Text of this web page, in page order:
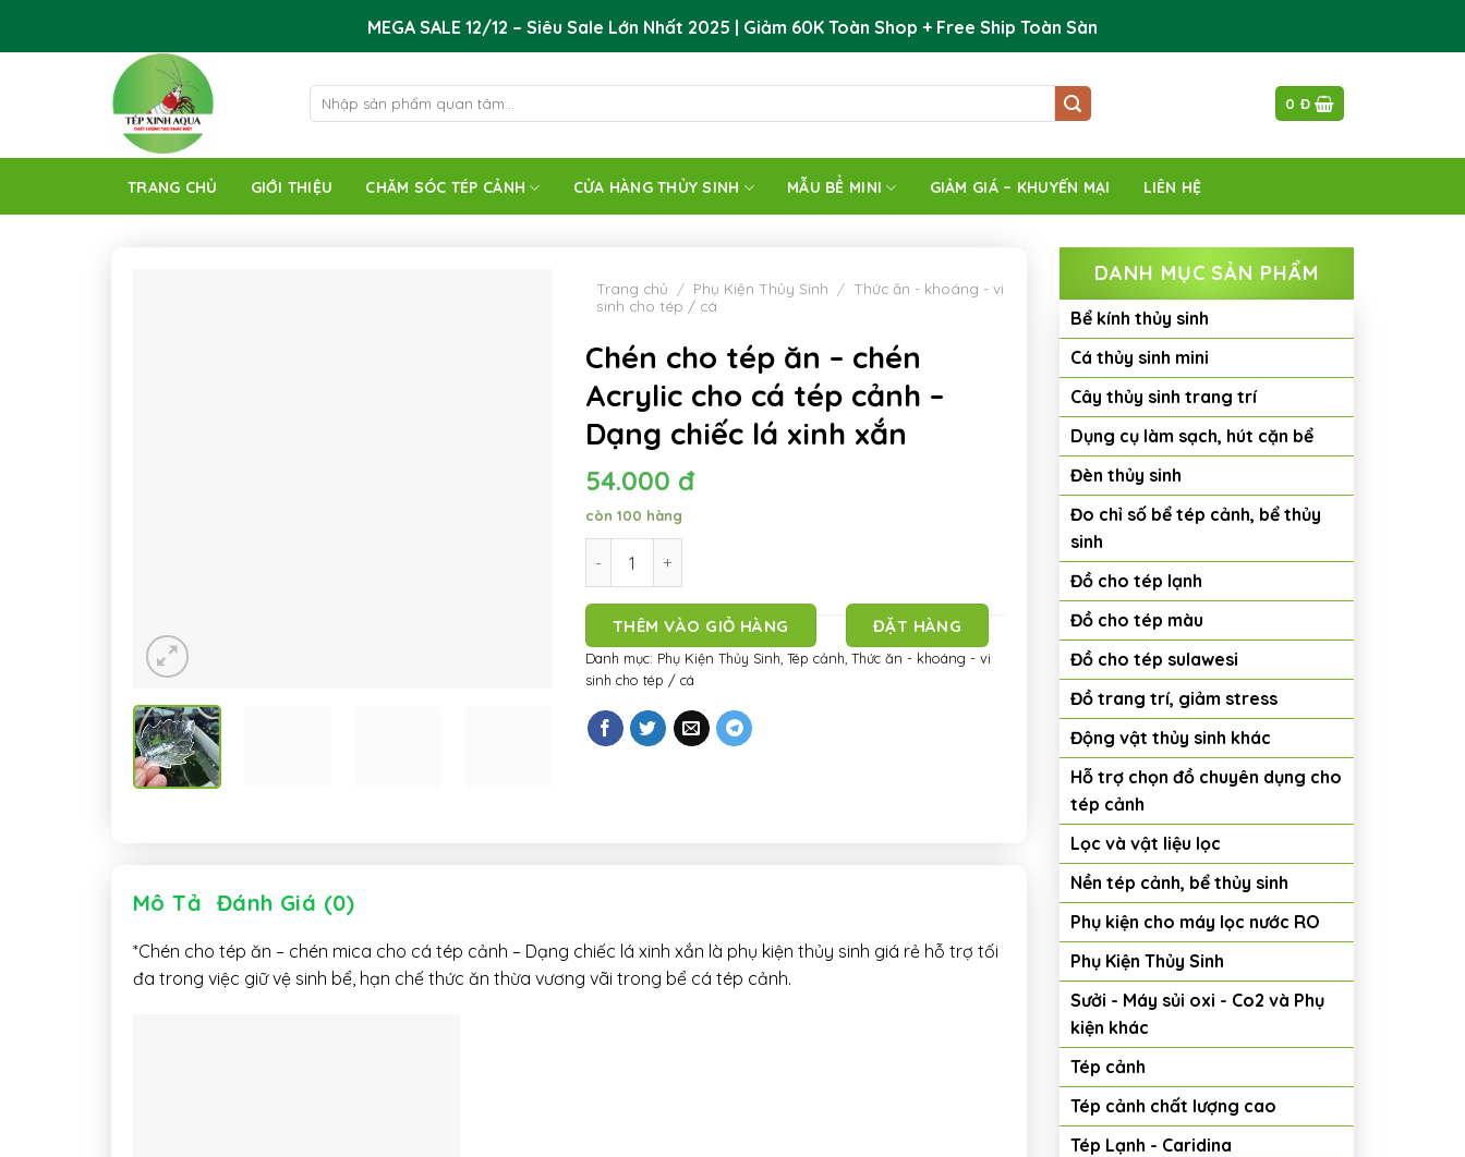
MEGA SALE 12/12 – Siêu Sale Lớn Nhất 2025 | Giảm 60K Toàn Shop + Free Ship Toàn Sàn
kiếm:
0 Đ
TRANG CHỦ GIỚI THIỆU CHĂM SÓC TÉP CẢNH CỬA HÀNG THỦY SINH MẪU BỂ MINI GIẢM GIÁ – KHUYẾN MẠI LIÊN HỆ
DANH MỤC SẢN PHẨM
Bể kính thủy sinh
Cá thủy sinh mini
Cây thủy sinh trang trí
Dụng cụ làm sạch, hút cặn bể
Đèn thủy sinh
Đo chỉ số bể tép cảnh, bể thủy
sinh
Đồ cho tép lạnh
Đồ cho tép màu
Đồ cho tép sulawesi
Đồ trang trí, giảm stress
Động vật thủy sinh khác
Hỗ trợ chọn đồ chuyên dụng cho
tép cảnh
Lọc và vật liệu lọc
Nền tép cảnh, bể thủy sinh
Phụ kiện cho máy lọc nước RO
Phụ Kiện Thủy Sinh
Sưởi - Máy sủi oxi - Co2 và Phụ
kiện khác
Tép cảnh
Tép cảnh chất lượng cao
Tép Lạnh - Caridina
Trang chủ / Phụ Kiện Thủy Sinh / Thức ăn - khoáng - vi
sinh cho tép / cá
Chén cho tép ăn – chén
Acrylic cho cá tép cảnh –
Dạng chiếc lá xinh xắn
54.000 đ
còn 100 hàng
Chén cho tép ăn - chén Acrylic cho cá tép cảnh - Dạng chiếc lá xinh xắn số lượng
THÊM VÀO GIỎ HÀNG ĐẶT HÀNG
Danh mục: Phụ Kiện Thủy Sinh Tép cảnh Thức ăn - khoáng - vi
sinh cho tép / cá
Mô Tả Đánh Giá (0)
*Chén cho tép ăn – chén mica cho cá tép cảnh – Dạng chiếc lá xinh xắn là phụ kiện thủy sinh giá rẻ hỗ trợ tối
đa trong việc giữ vệ sinh bể, hạn chế thức ăn thừa vương vãi trong bể cá tép cảnh.